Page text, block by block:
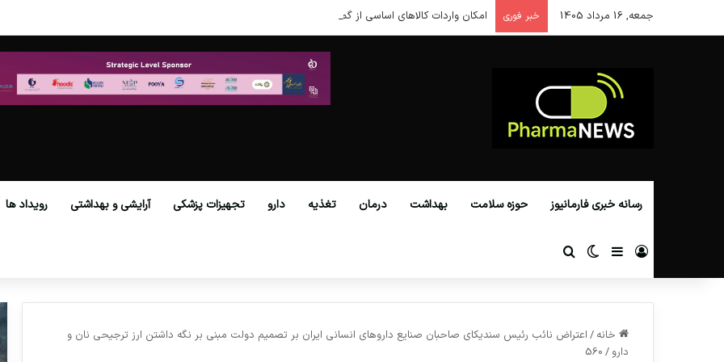
جمعه, 16 مرداد 1405 خبر فوری امکان واردات کالاهای اساسی از گمرکات همه استان‌ها فراهم شد.
رسانه خبری فارمانیوز حوزه سلامت بهداشت درمان تغذیه دارو تجهیزات پزشکی آرایشی و بهداشتی رویداد ها
ورود سایدبارتغییر پوسته
خانه / اعتراض نائب رئیس سندیکای صاحبان صنایع داروهای انسانی ایران بر تصمیم دولت مبنی بر نگه داشتن ارز ترجیحی نان و
دارو /
560